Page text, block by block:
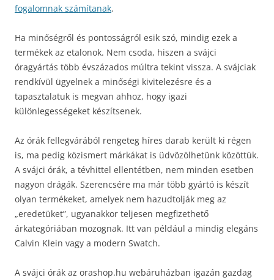
fogalomnak számítanak.
Ha minőségről és pontosságról esik szó, mindig ezek a
termékek az etalonok. Nem csoda, hiszen a svájci
óragyártás több évszázados múltra tekint vissza. A svájciak
rendkívül ügyelnek a minőségi kivitelezésre és a
tapasztalatuk is megvan ahhoz, hogy igazi
különlegességeket készítsenek.
Az órák fellegvárából rengeteg híres darab került ki régen
is, ma pedig közismert márkákat is üdvözölhetünk közöttük.
A svájci órák, a tévhittel ellentétben, nem minden esetben
nagyon drágák. Szerencsére ma már több gyártó is készít
olyan termékeket, amelyek nem hazudtolják meg az
„eredetüket”, ugyanakkor teljesen megfizethető
árkategóriában mozognak. Itt van például a mindig elegáns
Calvin Klein vagy a modern Swatch.
A svájci órák az orashop.hu webáruházban igazán gazdag